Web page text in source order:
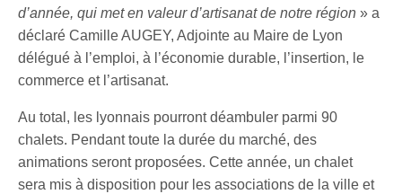
d’année, qui met en valeur d’artisanat de notre région » a
déclaré Camille AUGEY, Adjointe au Maire de Lyon
délégué à l’emploi, à l’économie durable, l’insertion, le
commerce et l’artisanat.
Au total, les lyonnais pourront déambuler parmi 90
chalets. Pendant toute la durée du marché, des
animations seront proposées. Cette année, un chalet
sera mis à disposition pour les associations de la ville et